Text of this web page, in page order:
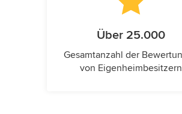
Über 25.000
Gesamtanzahl der
von Eigenheimbesitzern